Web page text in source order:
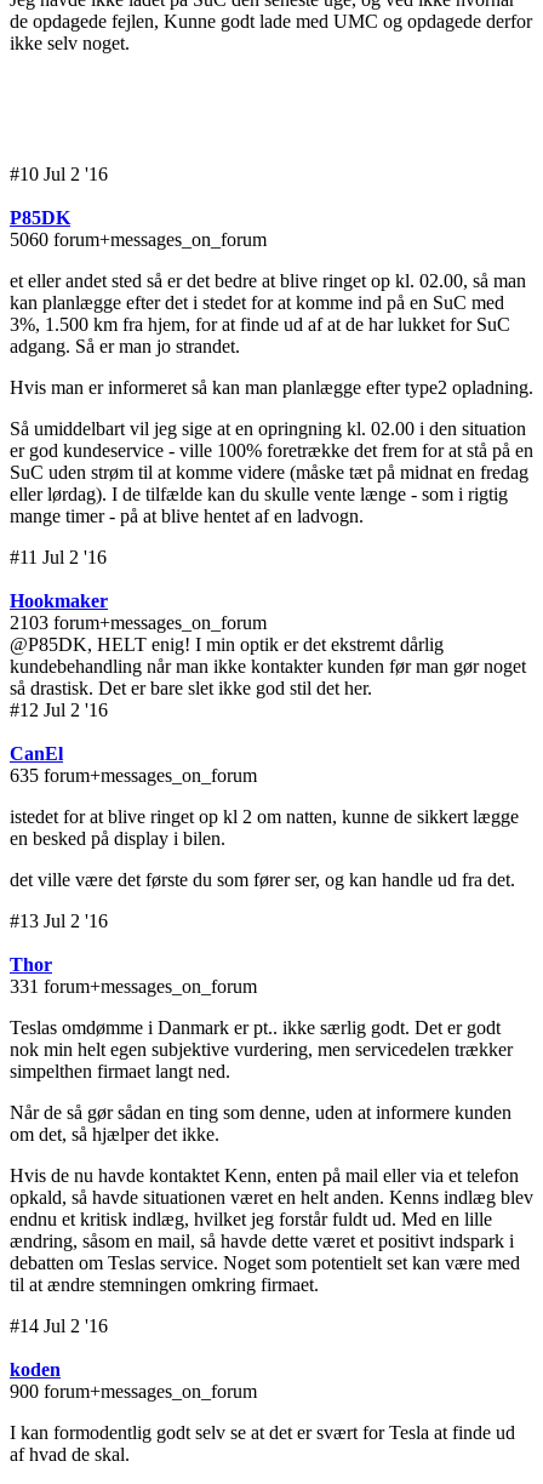
de opdagede fejlen, Kunne godt lade med UMC og opdagede derfor
ikke selv noget.
#10 Jul 2 '16
P85DK
5060 forum+messages_on_forum
et eller andet sted så er det bedre at blive ringet op kl. 02.00, så man
kan planlægge efter det i stedet for at komme ind på en SuC med
3%, 1.500 km fra hjem, for at finde ud af at de har lukket for SuC
adgang. Så er man jo strandet.
Hvis man er informeret så kan man planlægge efter type2 opladning.
Så umiddelbart vil jeg sige at en opringning kl. 02.00 i den situation
er god kundeservice - ville 100% foretrække det frem for at stå på en
SuC uden strøm til at komme videre (måske tæt på midnat en fredag
eller lørdag). I de tilfælde kan du skulle vente længe - som i rigtig
mange timer - på at blive hentet af en ladvogn.
#11 Jul 2 '16
Hookmaker
2103 forum+messages_on_forum
@P85DK, HELT enig! I min optik er det ekstremt dårlig
kundebehandling når man ikke kontakter kunden før man gør noget
så drastisk. Det er bare slet ikke god stil det her.
#12 Jul 2 '16
CanEl
635 forum+messages_on_forum
istedet for at blive ringet op kl 2 om natten, kunne de sikkert lægge
en besked på display i bilen.
det ville være det første du som fører ser, og kan handle ud fra det.
#13 Jul 2 '16
Thor
331 forum+messages_on_forum
Teslas omdømme i Danmark er pt.. ikke særlig godt. Det er godt
nok min helt egen subjektive vurdering, men servicedelen trækker
simpelthen firmaet langt ned.
Når de så gør sådan en ting som denne, uden at informere kunden
om det, så hjælper det ikke.
Hvis de nu havde kontaktet Kenn, enten på mail eller via et telefon
opkald, så havde situationen været en helt anden. Kenns indlæg blev
endnu et kritisk indlæg, hvilket jeg forstår fuldt ud. Med en lille
ændring, såsom en mail, så havde dette været et positivt indspark i
debatten om Teslas service. Noget som potentielt set kan være med
til at ændre stemningen omkring firmaet.
#14 Jul 2 '16
koden
900 forum+messages_on_forum
I kan formodentlig godt selv se at det er svært for Tesla at finde ud
af hvad de skal.